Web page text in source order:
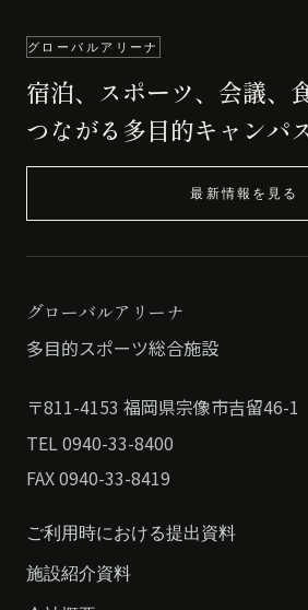
グローバルアリーナ
宿泊、スポーツ、会議、
つながる多目的キャンパス
最新情報を見る
グローバルアリーナ
多目的スポーツ総合施設
〒811-4153 福岡県宗像市吉留46-1
TEL 0940-33-8400
FAX 0940-33-8419
ご利用時における提出資料
施設紹介資料